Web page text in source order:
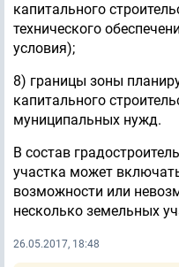
капитального
технического
условия);
8) границы зоны
капитального
муниципальных нужд.
В состав
участка может
возможности или
несколько земельных
26.05.2017, 18:48